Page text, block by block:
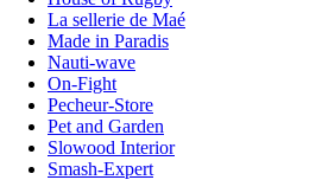
La sellerie de Maé
Made in Paradis
Nauti-wave
On-Fight
Pecheur-Store
Pet and Garden
Slowood Interior
Smash-Expert